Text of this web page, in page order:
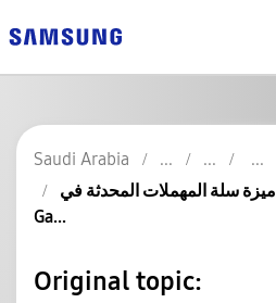
Saudi Arabia
ميزة سلة المهملات المحدثة في My Files على أجهزة
Ga...
Original topic: